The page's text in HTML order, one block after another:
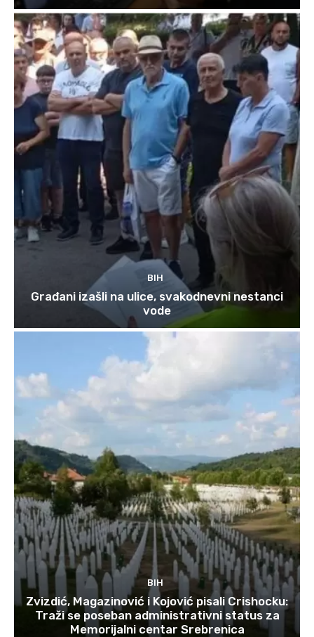
BIH
Građani izašli na ulice, svakodnevni nestanci
vode
BIH
Zvizdić, Magazinović i Kojović pisali Crishocku:
Traži se poseban administrativni status za
Memorijalni centar Srebrenica